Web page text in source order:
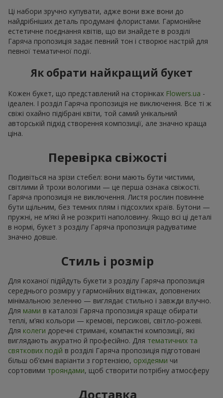
Ці набори зручно купувати, адже вони вже вони до
найдрібніших деталь продумані флористами. Гармонійне
естетичне поєднання квітів, що ви знайдете в розділі
Гаряча пропозиція задає певний тон і створює настрій для
певної тематичної події.
Як обрати найкращий букет
Кожен букет, що представлений на сторінках Flowers.ua -
ідеален. І розділ Гаряча пропозиція не виключення. Все ті ж
свіжі охайно підібрані квіти, той самий унікальний
авторській підхід створення композиції, але значно краща
ціна.
Перевірка свіжості
Подивіться на зрізи стебел: вони мають бути чистими,
світлими й трохи вологими — це перша ознака свіжості.
Гаряча пропозиція не виключення. Листя рослин повинне
бути щільним, без темних плям і підсохлих країв. Бутони —
пружні, не м’які й не розкриті наполовину. Якщо всі ці деталі
в нормі, букет з розділу Гаряча пропозиція радуватиме
значно довше.
Стиль і розмір
Для коханої підійдуть букети з розділу Гаряча пропозиція
середнього розміру у гармонійних відтінках, доповнених
мінімальною зеленню — виглядає стильно і завжди влучно.
Для мами в каталозі Гаряча пропозиція краще обирати
теплі, м’які кольори — кремові, персикові, світло-рожеві.
Для колеги доречні стримані, компактні композиції, які
виглядають акуратно й професійно. Для тематичних та
святкових подій в розділі Гаряча пропозиція підготовані
більш об’ємні варіанти з гортензією, орхідеями чи
сортовими трояндами, щоб створити потрібну атмосферу
Доставка